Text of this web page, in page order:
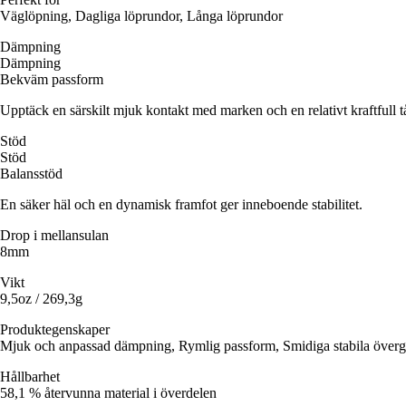
Väglöpning, Dagliga löprundor, Långa löprundor
Dämpning
Dämpning
Bekväm passform
Upptäck en särskilt mjuk kontakt med marken och en relativt kraftfull
Stöd
Stöd
Balansstöd
En säker häl och en dynamisk framfot ger inneboende stabilitet.
Drop i mellansulan
8mm
Vikt
9,5oz / 269,3g
Produktegenskaper
Mjuk och anpassad dämpning, Rymlig passform, Smidiga stabila
Hållbarhet
58,1 % återvunna material i överdelen